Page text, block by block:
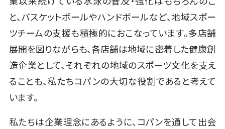
と、バスケットボールやハンドボールなど、地域スポー
ツチームの支援も積極的におこなっています。多店舗
展開を図りながらも、各店舗は地域に密着した健康創
造企業として、それぞれの地域のスポーツ文化を支え
ることも、私たちコパンの大切な役割であると考えて
います。
私たちは企業理念にあるように、コパンを通して出会